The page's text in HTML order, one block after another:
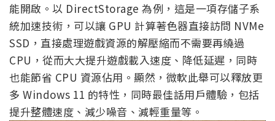
能開啟。以 DirectStorage 為例，這是一項存儲子系
統加速技術，可以讓 GPU 計算著色器直接訪問 NVMe
SSD，直接處理遊戲資源的解壓縮而不需要再繞過
CPU，從而大大提升遊戲載入速度、降低延遲，同時
也能節省 CPU 資源佔用。顯然，微軟此舉可以釋放更
多 Windows 11 的特性，同時最佳話用戶體驗，包括
提升整體速度、減少噪音、減輕重量等。